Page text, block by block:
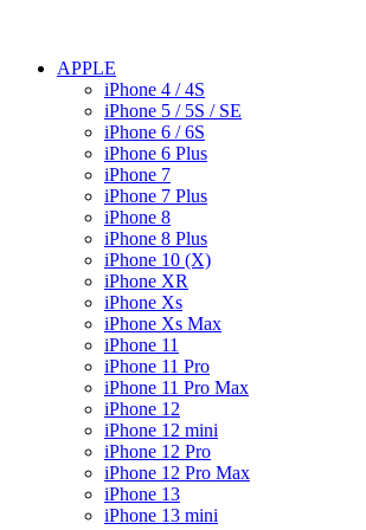
APPLE
iPhone 4 / 4S
iPhone 5 / 5S / SE
iPhone 6 / 6S
iPhone 6 Plus
iPhone 7
iPhone 7 Plus
iPhone 8
iPhone 8 Plus
iPhone 10 (X)
iPhone XR
iPhone Xs
iPhone Xs Max
iPhone 11
iPhone 11 Pro
iPhone 11 Pro Max
iPhone 12
iPhone 12 mini
iPhone 12 Pro
iPhone 12 Pro Max
iPhone 13
iPhone 13 mini